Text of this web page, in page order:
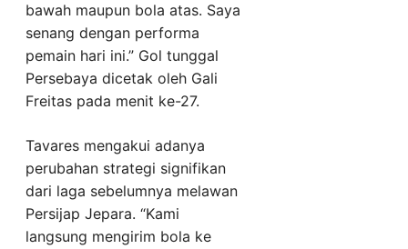
bawah maupun bola atas. Saya
senang dengan performa
pemain hari ini.” Gol tunggal
Persebaya dicetak oleh Gali
Freitas pada menit ke-27.
Tavares mengakui adanya
perubahan strategi signifikan
dari laga sebelumnya melawan
Persijap Jepara. “Kami
langsung mengirim bola ke